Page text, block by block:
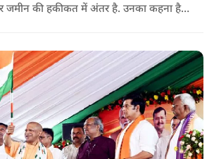
जमीन की हकीकत में अंतर है. उनका कहना है